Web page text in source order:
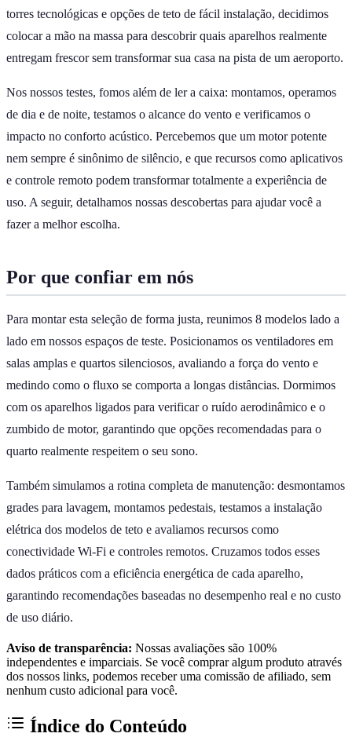
torres tecnológicas e opções de teto de fácil instalação, decidimos
colocar a mão na massa para descobrir quais aparelhos realmente
entregam frescor sem transformar sua casa na pista de um aeroporto.
Nos nossos testes, fomos além de ler a caixa: montamos, operamos
de dia e de noite, testamos o alcance do vento e verificamos o
impacto no conforto acústico. Percebemos que um motor potente
nem sempre é sinônimo de silêncio, e que recursos como aplicativos
e controle remoto podem transformar totalmente a experiência de
uso. A seguir, detalhamos nossas descobertas para ajudar você a
fazer a melhor escolha.
Por que confiar em nós
Para montar esta seleção de forma justa, reunimos 8 modelos lado a
lado em nossos espaços de teste. Posicionamos os ventiladores em
salas amplas e quartos silenciosos, avaliando a força do vento e
medindo como o fluxo se comporta a longas distâncias. Dormimos
com os aparelhos ligados para verificar o ruído aerodinâmico e o
zumbido de motor, garantindo que opções recomendadas para o
quarto realmente respeitem o seu sono.
Também simulamos a rotina completa de manutenção: desmontamos
grades para lavagem, montamos pedestais, testamos a instalação
elétrica dos modelos de teto e avaliamos recursos como
conectividade Wi-Fi e controles remotos. Cruzamos todos esses
dados práticos com a eficiência energética de cada aparelho,
garantindo recomendações baseadas no desempenho real e no custo
de uso diário.
Aviso de transparência: Nossas avaliações são 100%
independentes e imparciais. Se você comprar algum produto através
dos nossos links, podemos receber uma comissão de afiliado, sem
nenhum custo adicional para você.
Índice do Conteúdo